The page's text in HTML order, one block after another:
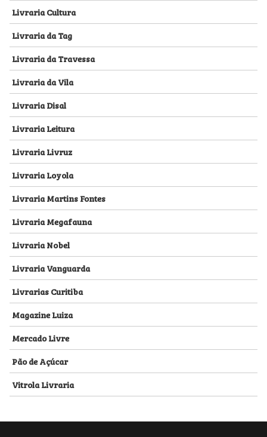
Livraria Cultura
Livraria da Tag
Livraria da Travessa
Livraria da Vila
Livraria Disal
Livraria Leitura
Livraria Livruz
Livraria Loyola
Livraria Martins Fontes
Livraria Megafauna
Livraria Nobel
Livraria Vanguarda
Livrarias Curitiba
Magazine Luiza
Mercado Livre
Pão de Açúcar
Vitrola Livraria